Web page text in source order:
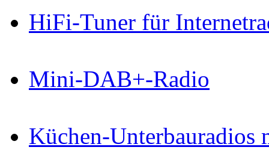
HiFi-Tuner für
Mini-DAB+-Radio
Küchen-Unterbauradios